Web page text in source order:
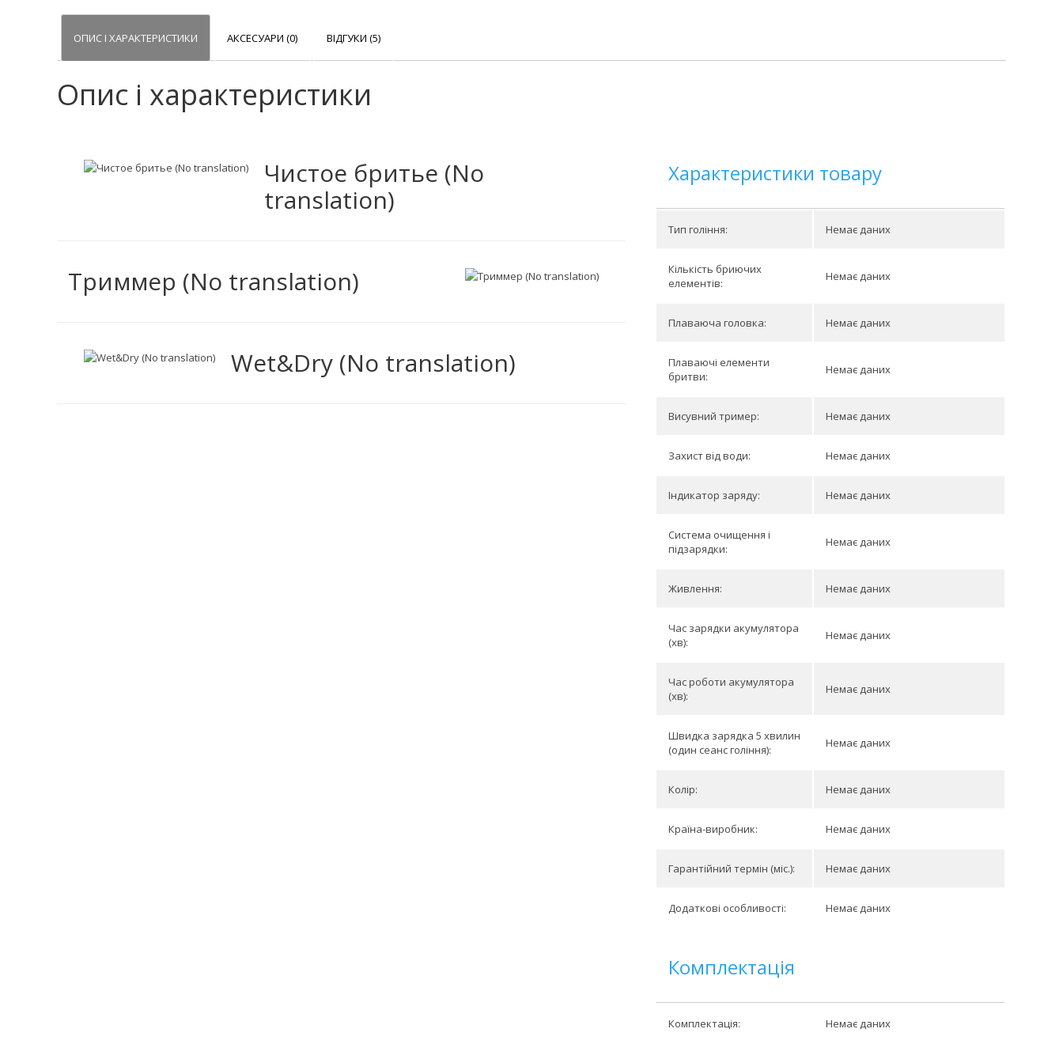
ОПИС І ХАРАКТЕРИСТИКИ АКСЕСУАРИ (0) ВІДГУКИ (5)
Опис і характеристики
Чистое бритье (No
translation)
Триммер (No translation)
Wet&Dry (No translation)
Характеристики товару
Тип гоління: Немає даних
Кількість бриючих
елементів:
Немає даних
Плаваюча головка: Немає даних
Плаваючі елементи
бритви:
Немає даних
Висувний тример: Немає даних
Захист від води: Немає даних
Індикатор заряду: Немає даних
Система очищення і
підзарядки:
Немає даних
Живлення: Немає даних
Час зарядки акумулятора
(хв):
Немає даних
Час роботи акумулятора
(хв):
Немає даних
Швидка зарядка 5 хвилин
(один сеанс гоління):
Немає даних
Колір: Немає даних
Країна-виробник: Немає даних
Гарантійний термін (міс.): Немає даних
Додаткові особливості: Немає даних
Комплектація
Комплектація: Немає даних